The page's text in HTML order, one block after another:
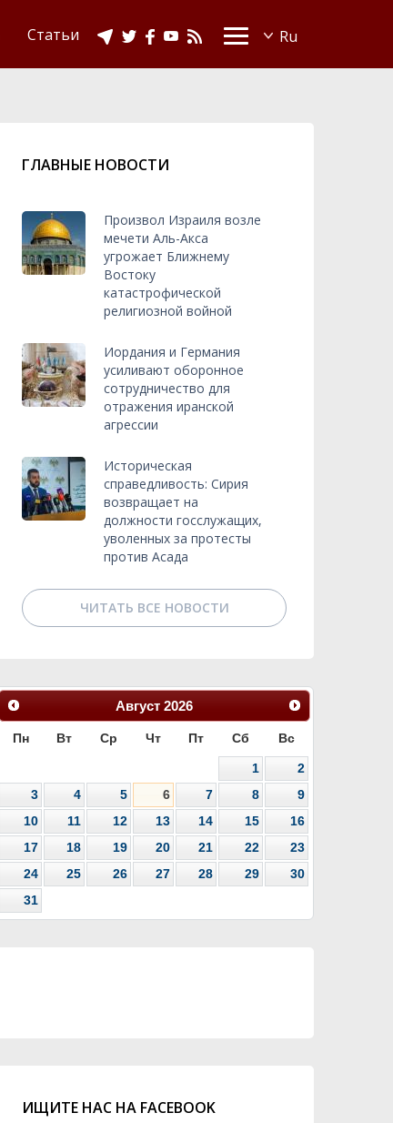
Статьи
ГЛАВНЫЕ НОВОСТИ
Произвол Израиля возле
мечети Аль-Акса
угрожает Ближнему
Востоку
катастрофической
религиозной войной
Иордания и Германия
усиливают оборонное
сотрудничество для
отражения иранской
агрессии
Историческая
справедливость: Сирия
возвращает на
должности госслужащих,
уволенных за протесты
против Асада
ЧИТАТЬ ВСЕ НОВОСТИ
Август 2026
Пн Вт Ср Чт Пт Сб Вс
1
2
3
4 5 6 7 8
9
10
11 12 13 14 15
16
17
18 19 20 21 22
23
24
25 26 27 28 29
30
31
ИЩИТЕ НАС НА FACEBOOK